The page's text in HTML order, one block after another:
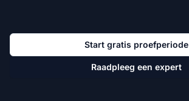
Start gratis proefperiode
Raadpleeg een expert